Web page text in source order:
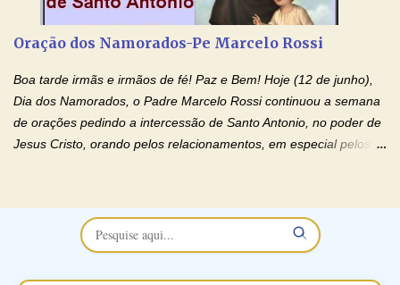
restaurar você e seu relacionamento. Adriana-Devoção e Fé
separados, devido ao envolvimento de outras pessoas no
relacionamento e que minaram, espiritualmente, a relação do
casal. Vamos orar (coloque o seu esposo ou esposa diante de
Deus). "Senhor Jesus, restaura os laços ...
Oração dos Namorados-Pe Marcelo Rossi
Boa tarde irmãs e irmãos de fé! Paz e Bem! Hoje (12 de junho),
Dia dos Namorados, o Padre Marcelo Rossi continuou a semana
de orações pedindo a intercessão de Santo Antonio, no poder de
Jesus Cristo, orando pelos relacionamentos, em especial pelos
maravilhosos cartões que coloquei aqui para vocês. Não perca
esta abençoada semana no Momento de Fé do Padre Marcelo,
vamos juntos formar esta forte corrente de orações. Você que